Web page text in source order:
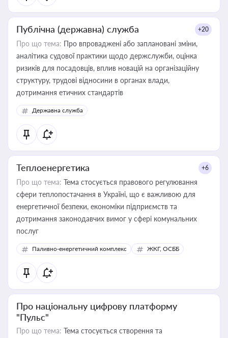
Публічна (державна) служба +20
Про що тема: Про впроваджені або заплановані зміни,
аналітика судової практики щодо держслужби, оцінка
ризиків для посадовців, вплив новацій на організаційну
структуру, трудові відносини в органах влади,
дотримання етичних стандартів
Державна служба
Теплоенергетика +6
Про що тема: Тема стосується правового регулювання
сфери теплопостачання в Україні, що є важливою для
енергетичної безпеки, економіки підприємств та
дотримання законодавчих вимог у сфері комунальних
послуг
Паливно-енергетичний комплекс ЖКГ, ОСББ
Про національну цифрову платформу
"Пульс"
Про що тема: Тема стосується створення та